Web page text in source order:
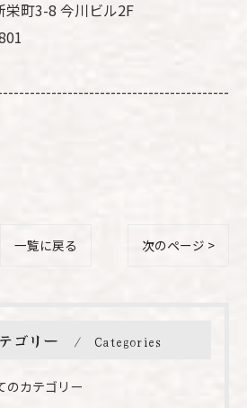
栄町3-8 今川ビル2F
一覧に戻る 次のページ >
ゴリー Categories
のカテゴリー